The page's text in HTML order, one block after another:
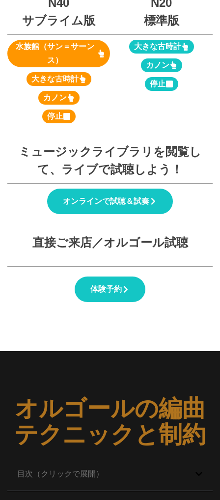
N40
サブライム版
水族館（サン＝サーン
ス）
大きな古時計
カノン
停止
N20
標準版
大きな古時計
カノン
停止
ミュージックライブラリを閲覧し
て、ライブで試聴しよう！
オンラインで試聴＆試奏
直接ご来店／オルゴール試聴
体験予約
オルゴールの編曲
テクニックと制約
目次（クリックで展開）